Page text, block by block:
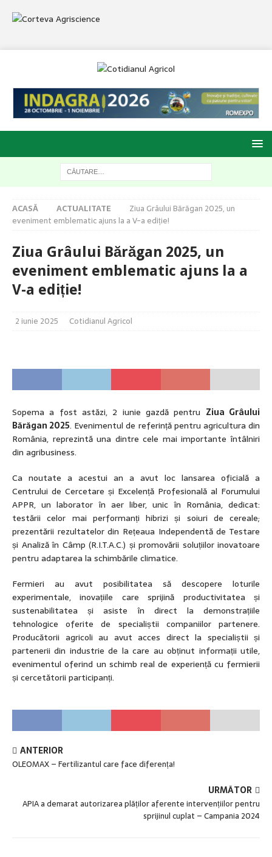
ACASĂ ACTUALITATE
Ziua Grâului Bărăgan 2025, un
eveniment emblematic ajuns la a V-a ediție!
Ziua Grâului Bărăgan 2025, un
eveniment emblematic ajuns la a
V-a ediție!
2 iunie 2025 Cotidianul Agricol
Sopema a fost astăzi, 2 iunie gazdă pentru Ziua Grâului
Bărăgan 2025. Evenimentul de referință pentru agricultura din
România, reprezintă una dintre cele mai importante întâlniri
din agribusiness.
Ca noutate a acestui an a avut loc lansarea oficială a
Centrului de Cercetare și Excelență Profesională al Forumului
APPR, un laborator în aer liber, unic în România, dedicat:
testării celor mai performanți hibrizi și soiuri de cereale;
prezentării rezultatelor din Rețeaua Independentă de Testare
și Analiză în Câmp (R.I.T.A.C.) și promovării soluțiilor inovatoare
pentru adaptarea la schimbările climatice.
Fermieri au avut posibilitatea să descopere loturile
experimentale, inovațiile care sprijină productivitatea și
sustenabilitatea și asiste în direct la demonstrațiile
tehnologice oferite de specialiștii companiilor partenere.
Producătorii agricoli au avut acces direct la specialiștii și
partenerii din industrie de la care au obținut informații utile,
evenimentul oferind un schimb real de experiență cu fermierii
și cercetătorii participanți.
ANTERIOR
OLEOMAX – Fertilizantul care face diferența!
URMĂTOR
APIA a demarat autorizarea plăților aferente intervențiilor pentru
sprijinul cuplat – Campania 2024